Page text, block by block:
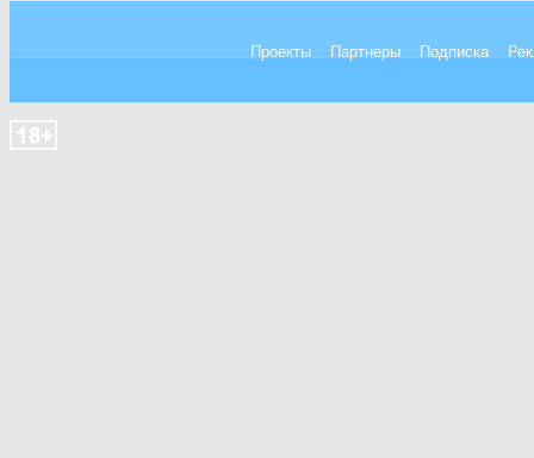
Проекты Партнеры Подписка